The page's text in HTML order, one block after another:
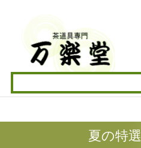
夏の特